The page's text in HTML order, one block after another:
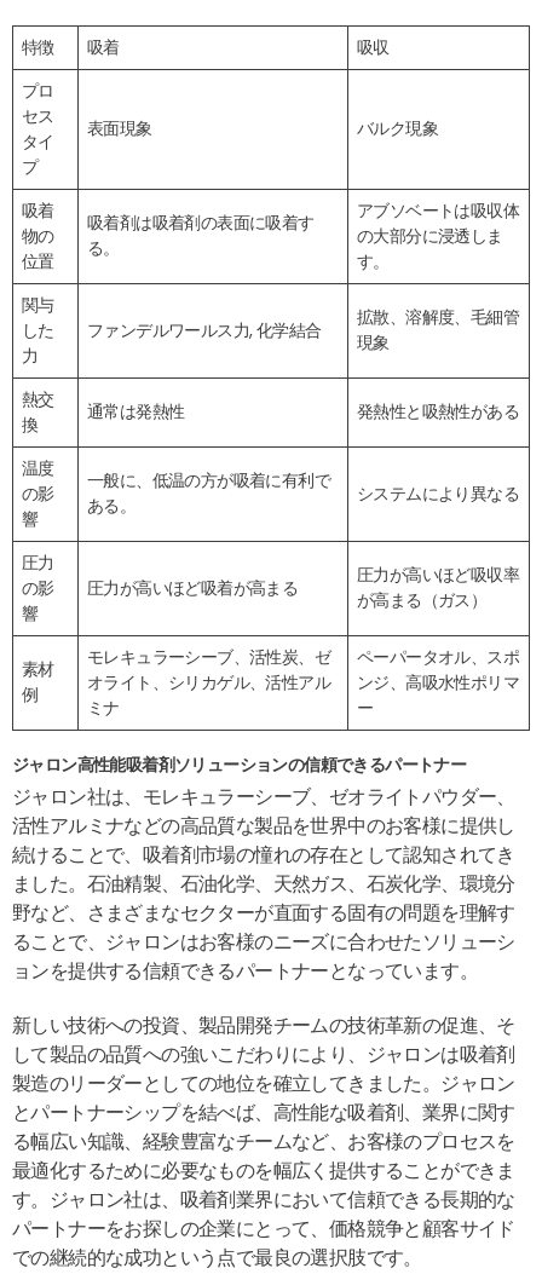
特徴 吸着
吸収
プロ
セス
タイ
プ
表面現象 バルク現象
吸着
物の
位置
吸着剤は吸着剤の表面に吸着す
る。
アブソベートは吸収体
の大部分に浸透しま
す。
関与
した
力
ファンデルワールス力, 化学結合
拡散、溶解度、毛細管
現象
熱交
換
通常は発熱性 発熱性と吸熱性がある
温度
の影
響
一般に、低温の方が吸着に有利で
ある。
システムにより異なる
圧力
の影
響
圧力が高いほど吸着が高まる
圧力が高いほど吸収率
が高まる（ガス）
素材
例
モレキュラーシーブ、活性炭、ゼ
オライト、シリカゲル、活性アル
ミナ
ペーパータオル、スポ
ンジ、高吸水性ポリマ
ー
ジャロン高性能吸着剤ソリューションの信頼できるパートナー
ジャロン社は、モレキュラーシーブ、ゼオライトパウダー、
活性アルミナなどの高品質な製品を世界中のお客様に提供し
続けることで、吸着剤市場の憧れの存在として認知されてき
ました。石油精製、石油化学、天然ガス、石炭化学、環境分
野など、さまざまなセクターが直面する固有の問題を理解す
ることで、ジャロンはお客様のニーズに合わせたソリューシ
ョンを提供する信頼できるパートナーとなっています。
新しい技術への投資、製品開発チームの技術革新の促進、そ
して製品の品質への強いこだわりにより、ジャロンは吸着剤
製造のリーダーとしての地位を確立してきました。ジャロン
とパートナーシップを結べば、高性能な吸着剤、業界に関す
る幅広い知識、経験豊富なチームなど、お客様のプロセスを
最適化するために必要なものを幅広く提供することができま
す。ジャロン社は、吸着剤業界において信頼できる長期的な
パートナーをお探しの企業にとって、価格競争と顧客サイド
での継続的な成功という点で最良の選択肢です。